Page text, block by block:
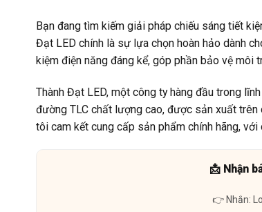
Bạn đang tìm kiếm giải pháp chiếu sáng tiết
Đạt LED chính là sự lựa chọn hoàn hảo dành
kiệm điện năng đáng kể, góp phần bảo vệ môi
Thành Đạt LED, một công ty hàng đầu trong
đường TLC chất lượng cao, được sản xuất trên
tôi cam kết cung cấp sản phẩm chính hãng,
📩 Nhận
👉 Nhắn: